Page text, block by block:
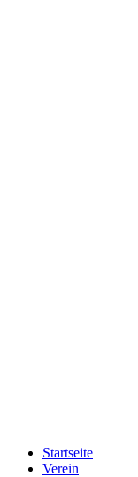
Startseite
Verein